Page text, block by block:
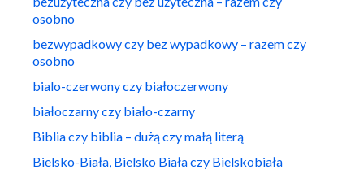
osobno
bezwypadkowy czy bez wypadkowy – razem czy
osobno
bialo-czerwony czy białoczerwony
białoczarny czy biało-czarny
Biblia czy biblia – dużą czy małą literą
Bielsko-Biała, Bielsko Biała czy Bielskobiała